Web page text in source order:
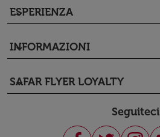
ESPERIENZA
keyboard_arrow_down
INFORMAZIONI
keyboard_arrow_down
SAFAR FLYER LOYALTY
keyboard_arrow_down
Seguiteci